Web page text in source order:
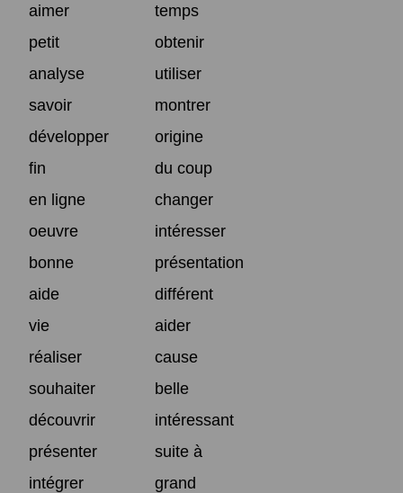
aimer
temps
petit
obtenir
analyse
utiliser
savoir
montrer
développer
origine
fin
du coup
en ligne
changer
oeuvre
intéresser
bonne
présentation
aide
différent
vie
aider
réaliser
cause
souhaiter
belle
découvrir
intéressant
présenter
suite à
intégrer
grand